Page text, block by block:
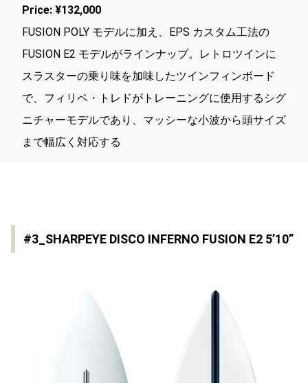
Price: ¥132,000
FUSION POLY モデルに加え、EPS カスタム工法の
FUSION E2 モデルがラインナップ。レトロツインに
スラスターの乗り味を加味したツインフィンボード
で、フィリペ・トレドがトレーニングに使用するシグ
ニチャーモデルであり、マッシーな小波から頭サイズ
まで幅広く対応する
#3_SHARPEYE DISCO INFERNO FUSION E2 5’10”